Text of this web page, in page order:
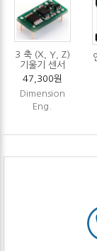
3 축 (X, Y, Z)
기울기 센서
47,300원
Dimension
Eng.